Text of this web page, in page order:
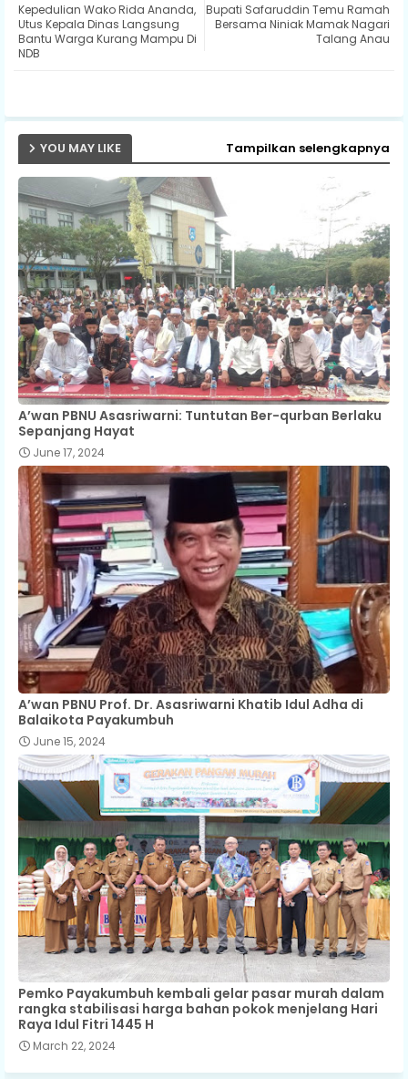
ter ats
Bupati Safaruddin Temu Ramah
Bersama Niniak Mamak Nagari
Talang Anau
Kepedulian Wako Rida Ananda,
Utus Kepala Dinas Langsung
Bantu Warga Kurang Mampu Di
NDB
YOU MAY LIKE Tampilkan selengkapnya
A’wan PBNU Asasriwarni: Tuntutan Ber-qurban Berlaku
Sepanjang Hayat
June 17, 2024
A’wan PBNU Prof. Dr. Asasriwarni Khatib Idul Adha di
Balaikota Payakumbuh
June 15, 2024
Pemko Payakumbuh kembali gelar pasar murah dalam
rangka stabilisasi harga bahan pokok menjelang Hari
Raya Idul Fitri 1445 H
March 22, 2024